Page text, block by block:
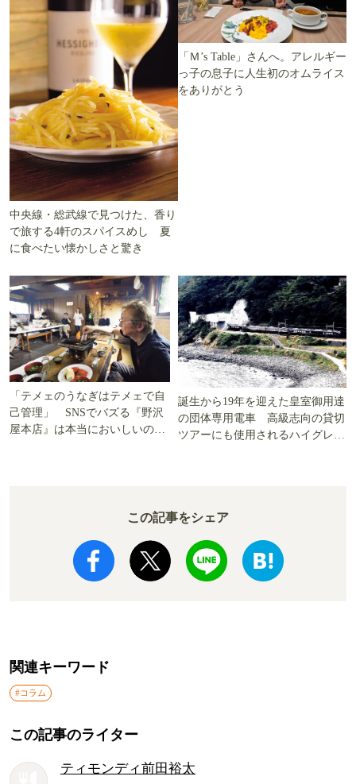
中央線・総武線で見つけた、香り
で旅する4軒のスパイスめし 夏
に食べたい懐かしさと驚き
「Ｍ’s Table」さんへ。アレルギー
っ子の息子に人生初のオムライス
をありがとう
「テメェのうなぎはテメェで自
己管理」 SNSでバズる『野沢
屋本店』は本当においしいの
誕生から19年を迎えた皇室御用達
の団体専用電車 高級志向の貸切
ツアーにも使用されるハイグレー
この記事をシェア
関連キーワード
#コラム
この記事のライター
ティモンディ前田裕太